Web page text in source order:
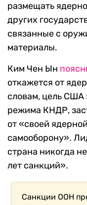
размещать
других
связанные с
материалы.
Ким Чен Ын
откажется от
словам, цель США
режима КНДР,
от «своей
самооборону».
страна никогда
лет санкций».
Санкции ООН